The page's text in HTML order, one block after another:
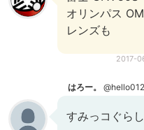
オリンパス
レンズも
2017-
はろー。
すみっコぐら